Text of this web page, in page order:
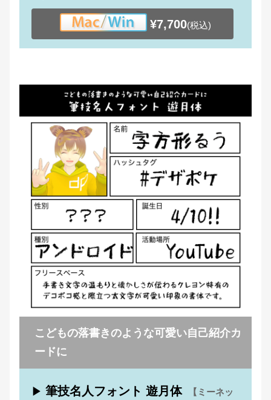
¥7,700(税込)
こどもの落書きのような可愛い自己紹介カ
ードに
▶ 筆技名人フォント 遊月体
【ミーネッ